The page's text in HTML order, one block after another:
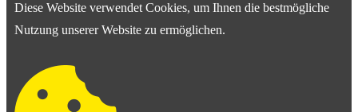
Diese Website verwendet Cookies, um Ihnen die bestmögliche
Nutzung unserer Website zu ermöglichen.